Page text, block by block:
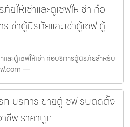
ให้เช่าและตู้เซฟให้เช่า คือ
ช่าตู้นิรภัยและเช่าตู้เซฟ ตู้
ละตู้เซฟให้เช่า คือบริการตู้นิรภัยสำหรับ
ฟ.com —
บริการ ขายตู้เซฟ รับติดตั้ง
ชีพ ราคาถูก